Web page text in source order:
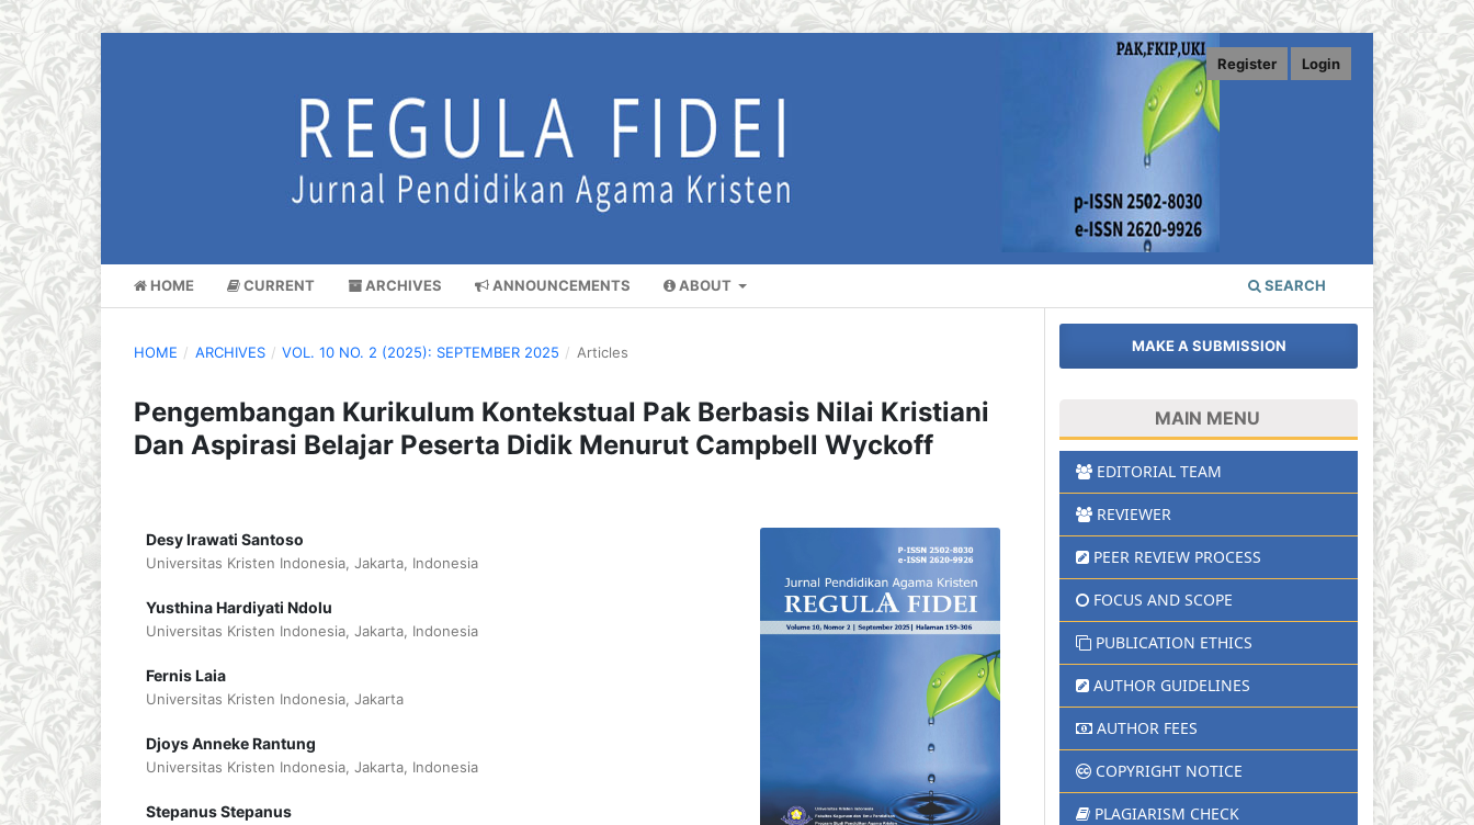
HOME CURRENT ARCHIVES ANNOUNCEMENTS ABOUT SEARCH
Register Login
HOME / ARCHIVES / VOL. 10 NO. 2 (2025): SEPTEMBER 2025 / Articles
Pengembangan Kurikulum Kontekstual Pak Berbasis Nilai Kristiani
Dan Aspirasi Belajar Peserta Didik Menurut Campbell Wyckoff
Desy Irawati Santoso
Universitas Kristen Indonesia, Jakarta, Indonesia
Yusthina Hardiyati Ndolu
Universitas Kristen Indonesia, Jakarta, Indonesia
Fernis Laia
Universitas Kristen Indonesia, Jakarta
Djoys Anneke Rantung
Universitas Kristen Indonesia, Jakarta, Indonesia
Stepanus Stepanus
MAKE A SUBMISSION
MAIN MENU
EDITORIAL TEAM
REVIEWER
PEER REVIEW PROCESS
FOCUS AND SCOPE
PUBLICATION ETHICS
AUTHOR GUIDELINES
AUTHOR FEES
COPYRIGHT NOTICE
PLAGIARISM CHECK